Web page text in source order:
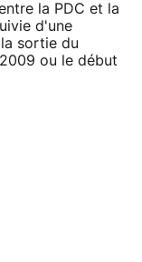
la PDC et la
d'une
sortie du
ou le début